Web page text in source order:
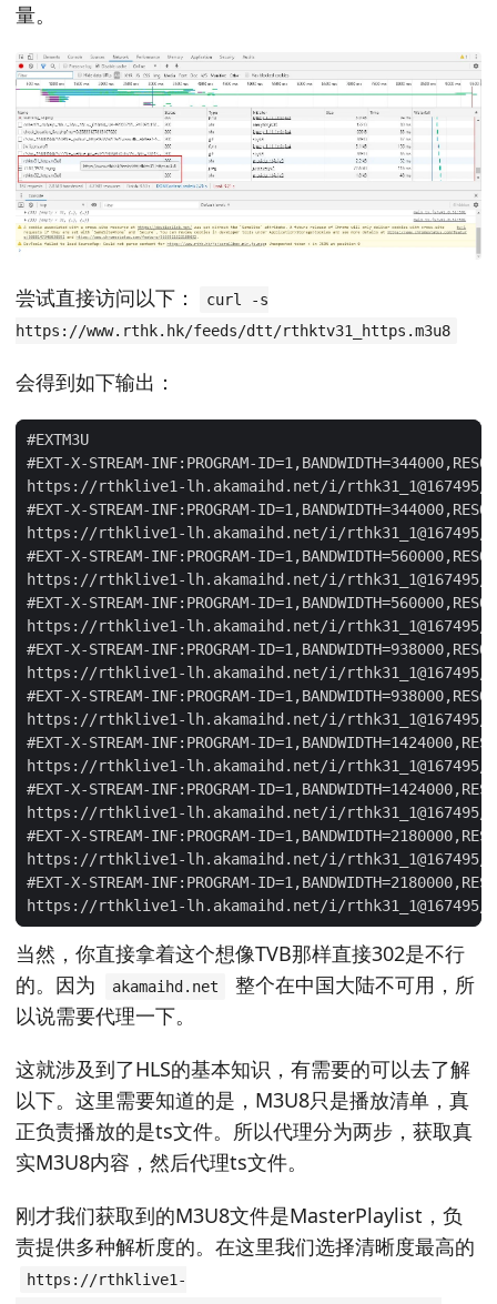
量。
尝试直接访问以下：
curl -s
https://www.rthk.hk/feeds/dtt/rthktv31_https.m3u8
会得到如下输出：
当然，你直接拿着这个想像TVB那样直接302是不行
的。因为
akamaihd.net
整个在中国大陆不可用，所
以说需要代理一下。
这就涉及到了HLS的基本知识，有需要的可以去了解
以下。这里需要知道的是，M3U8只是播放清单，真
正负责播放的是ts文件。所以代理分为两步，获取真
实M3U8内容，然后代理ts文件。
刚才我们获取到的M3U8文件是MasterPlaylist，负
责提供多种解析度的。在这里我们选择清晰度最高的
https://rthklive1-